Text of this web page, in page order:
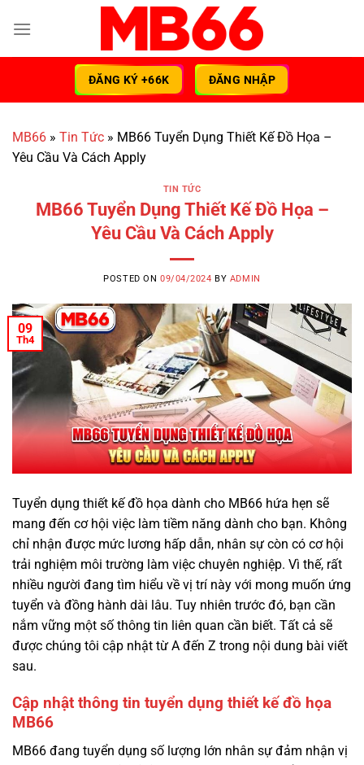
ĐĂNG KÝ +66K ĐĂNG NHẬP
MB66 » Tin Tức » MB66 Tuyển Dụng Thiết Kế Đồ Họa –
Yêu Cầu Và Cách Apply
TIN TỨC
MB66 Tuyển Dụng Thiết Kế Đồ Họa –
Yêu Cầu Và Cách Apply
POSTED ON 09/04/2024 BY ADMIN
09
Th4
Tuyển dụng thiết kế đồ họa dành cho MB66 hứa hẹn sẽ
mang đến cơ hội việc làm tiềm năng dành cho bạn. Không
chỉ nhận được mức lương hấp dẫn, nhân sự còn có cơ hội
trải nghiệm môi trường làm việc chuyên nghiệp. Vì thế, rất
nhiều người đang tìm hiểu về vị trí này với mong muốn ứng
tuyển và đồng hành dài lâu. Tuy nhiên trước đó, bạn cần
nắm vững một số thông tin liên quan cần biết. Tất cả sẽ
được chúng tôi cập nhật từ A đến Z trong nội dung bài viết
sau.
Cập nhật thông tin tuyển dụng thiết kế đồ họa
MB66
MB66 đang tuyển dụng số lượng lớn nhân sự đảm nhận vị